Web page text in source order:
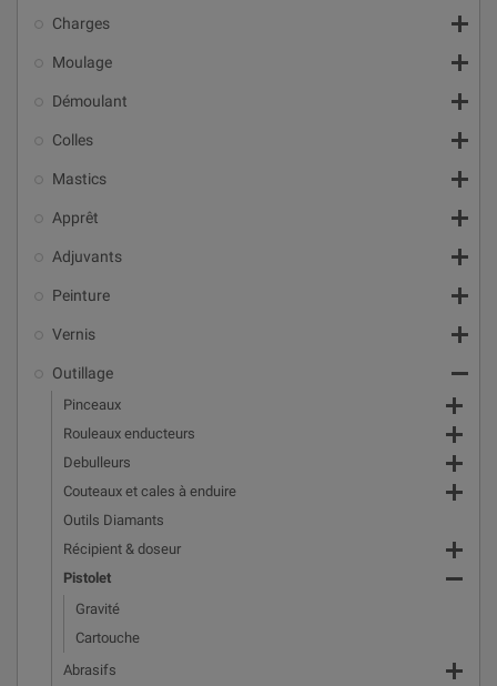
Charges 
Moulage 
Démoulant 
Colles 
Mastics 
Apprêt 
Adjuvants 
Peinture 
Vernis 
Outillage 
Pinceaux 
Rouleaux enducteurs 
Debulleurs 
Couteaux et cales à enduire 
Outils Diamants
Récipient & doseur

Pistolet 
Gravité
Cartouche
Abrasifs
